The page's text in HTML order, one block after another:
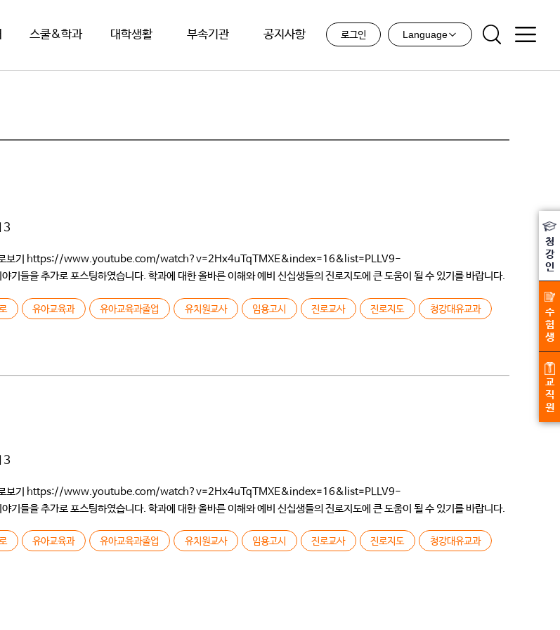
스쿨&학과 대학생활 부속기관 공지사항 로그인 Language
바로보기 https://www.youtube.com/watch?v=2Hx4uTqTMXE&index=16&list=PLLV9-
을 추가로 포스팅하였습니다. 학과에 대한 올바른 이해와 예비 신십생들의 진로지도에 큰 도움이 될 수 있기를 바랍니다.
유아교육과 유아교육과졸업 유치원교사 임용고시 진로교사 진로지도 청강대유교과
바로보기 https://www.youtube.com/watch?v=2Hx4uTqTMXE&index=16&list=PLLV9-
을 추가로 포스팅하였습니다. 학과에 대한 올바른 이해와 예비 신십생들의 진로지도에 큰 도움이 될 수 있기를 바랍니다.
유아교육과 유아교육과졸업 유치원교사 임용고시 진로교사 진로지도 청강대유교과
청
강
인
수
험
생
교
직
원